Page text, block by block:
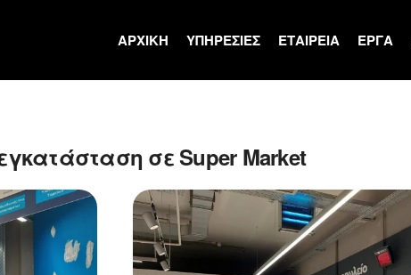
ΑΡΧΙΚΗ ΥΠΗΡΕΣΙΕΣ ΕΤΑΙΡΕΙΑ ΕΡΓΑ
σε Super Market